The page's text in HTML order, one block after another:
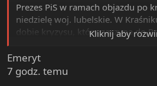
Prezes PiS w ramach objazdu po
niedzielę woj. lubelskie. W
dobie kryzysu, który zaczyna do
zdobycze socjalne.
Kliknij aby
Emeryt
7 godz. temu